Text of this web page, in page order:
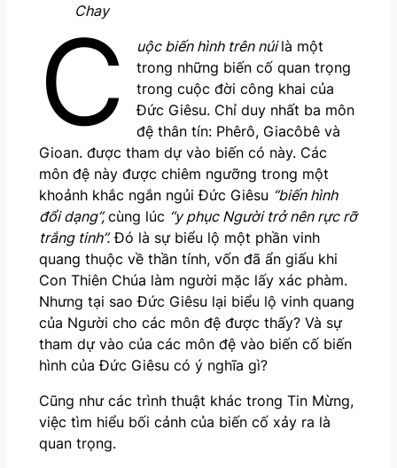
Chay
C uộc biến hình trên núilà một
trong những biến cố quan trọng
trong cuộc đời công khai của
Đức Giêsu. Chỉ duy nhất ba môn
đệ thân tín: Phêrô, Giacôbê và
Gioan. được tham dự vào biến có này. Các
môn đệ này được chiêm ngưỡng trong một
khoảnh khắc ngắn ngủi Đức Giêsu “biến hình
đổi dạng”, cùng lúc “y phục Người trở nên rực rỡ
trắng tinh”.Đó là sự biểu lộ một phần vinh
quang thuộc về thần tính, vốn đã ẩn giấu khi
Con Thiên Chúa làm người mặc lấy xác phàm.
Nhưng tại sao Đức Giêsu lại biểu lộ vinh quang
của Người cho các môn đệ được thấy? Và sự
tham dự vào của các môn đệ vào biến cố biến
hình của Đức Giêsu có ý nghĩa gì?
Cũng như các trình thuật khác trong Tin Mừng,
việc tìm hiểu bối cảnh của biến cố xảy ra là
quan trọng.